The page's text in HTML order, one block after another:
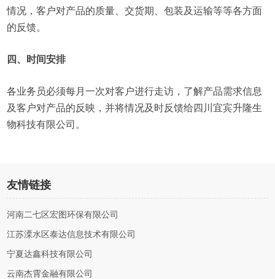
情况，客户对产品的质量、交货期、包装及运输等等各方面
的反馈。
四、时间安排
各业务员必须每月一次对客户进行走访，了解产品需求信息
及客户对产品的反映，并将情况及时反馈给四川宜宾升隆生
物科技有限公司。
友情链接
河南二七区宏图环保有限公司
江苏溧水区泰达信息技术有限公司
宁夏达鑫科技有限公司
云南杰霄金融有限公司